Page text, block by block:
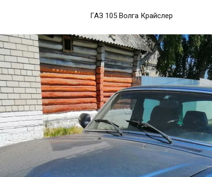
ГАЗ 105 Волга Крайслер